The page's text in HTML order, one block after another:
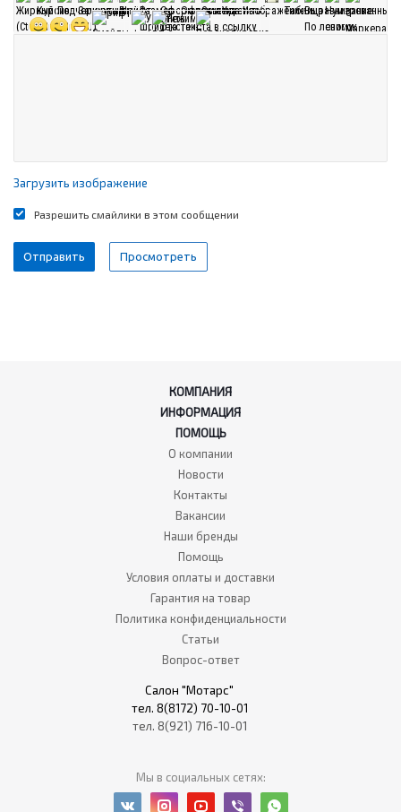
Загрузить изображение
Разрешить смайлики в этом сообщении
КОМПАНИЯ
ИНФОРМАЦИЯ
ПОМОЩЬ
О компании
Новости
Контакты
Вакансии
Наши бренды
Помощь
Условия оплаты и доставки
Гарантия на товар
Политика конфиденциальности
Статьи
Вопрос-ответ
Салон "Мотарс"
тел. 8(8172) 70-10-01
тел. 8(921) 716-10-01
Мы в социальных сетях: